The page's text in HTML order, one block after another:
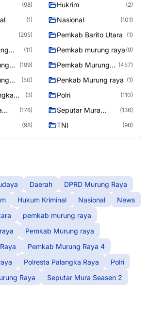
(98) Hukrim (2)
(1) Nasional (101)
(295) Pemkab Barito Utara (1)
(11) Pemkab murung raya (9)
(199)
Pemkab Murung
(457)
(50) Penkab Murung raya (1)
(3) Polri (110)
(178)
Seputar Mura
(136)
(98) TNI (98)
Daerah
DPRD Murung Raya
Hukum Kriminal Nasional
News
pemkab murung raya
Pemkab Murung raya
Pemkab Murung Raya 4
Polresta Palangka Raya
Polri
Raya
Seputar Mura Seasen 2